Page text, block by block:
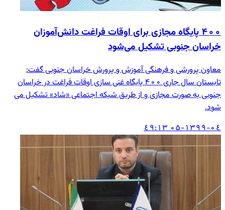
۴۰۰ پایگاه مجازی برای اوقات فراغت دانش‌آموزان
خراسان جنوبی تشکیل می‌شود
معاون پرورشی و فرهنگی آموزش و پرورش خراسان جنوبی گفت:
تابستان سال جاری ۴۰۰ پایگاه غنی سازی اوقات فراغت در خراسان
جنوبی به صورت مجازی و از طریق شبکه اجتماعی «شاد» تشکیل می
شود.
۱۳۹۹-۰٤-۰۵ ۱۳:٤۹